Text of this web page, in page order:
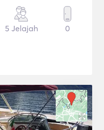
5 Jelajah 0